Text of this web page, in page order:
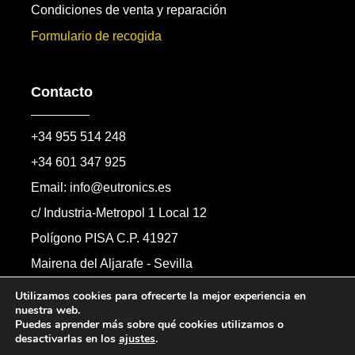
Condiciones de venta y reparación
Formulario de recogida
Contacto
+34 955 514 248
+34 601 347 925
Email: info@eutronics.es
c/ Industria-Metropol 1 Local 12
Polígono PISA C.P. 41927
Mairena del Aljarafe - Sevilla
Formulario de contacto
Utilizamos cookies para ofrecerte la mejor experiencia en
nuestra web.
Puedes aprender más sobre qué cookies utilizamos o
desactivarlas en los ajustes.